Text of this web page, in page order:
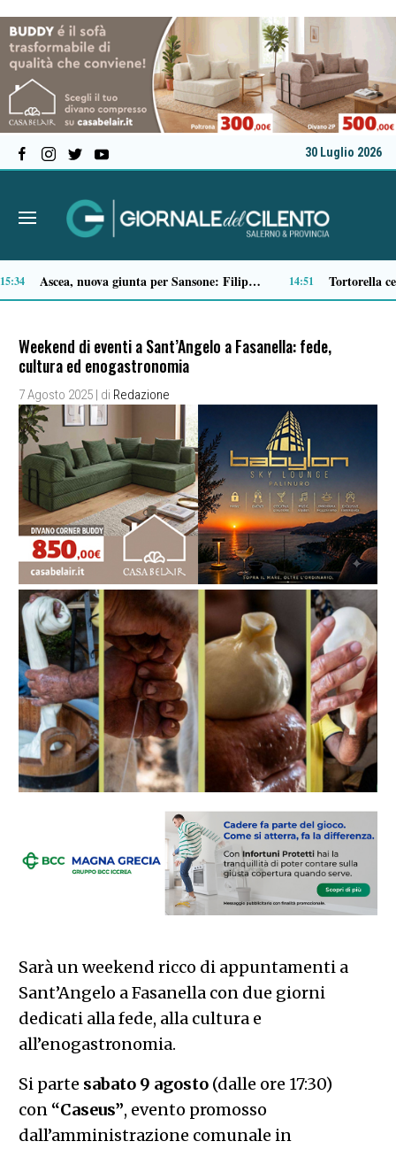
30 Luglio 2026
Microcemento, tutto quello che c’è da sapere prima di sceglierlo 13:22
Weekend di eventi a Sant’Angelo a Fasanella: fede,
cultura ed enogastronomia
7 Agosto 2025 | di Redazione
Sarà un weekend ricco di appuntamenti a
Sant’Angelo a Fasanella con due giorni
dedicati alla fede, alla cultura e
all’enogastronomia.
Si parte sabato 9 agosto(dalle ore 17:30)
con “Caseus”, evento promosso
dall’amministrazione comunale in